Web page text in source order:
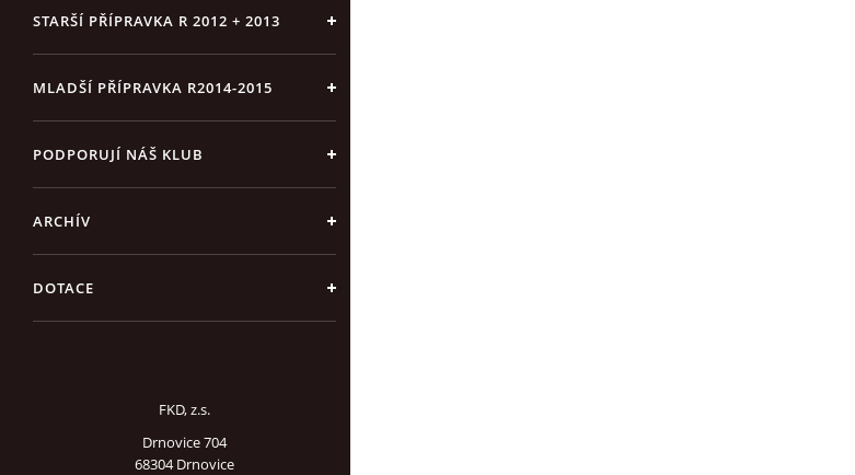
STARŠÍ PŘÍPRAVKA R 2012 + 2013
MLADŠÍ PŘÍPRAVKA R2014-2015
PODPORUJÍ NÁŠ KLUB
ARCHÍV
DOTACE
FKD, z.s.
Drnovice 704
68304 Drnovice